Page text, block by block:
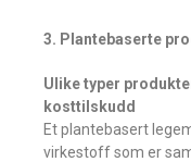
3. Plantebaserte
Ulike typer
kosttilskudd
Et plantebasert
virkestoff som er